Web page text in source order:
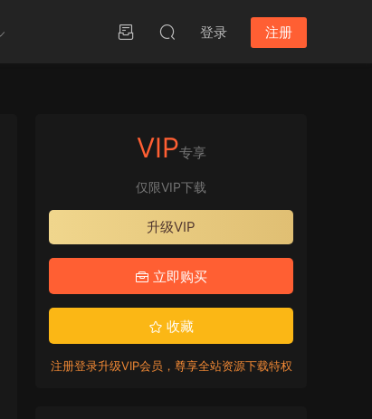
登录 注册
VIP专享
仅限VIP下载
升级VIP
立即购买
收藏
注册登录升级VIP会员，尊享全站资源下载特权